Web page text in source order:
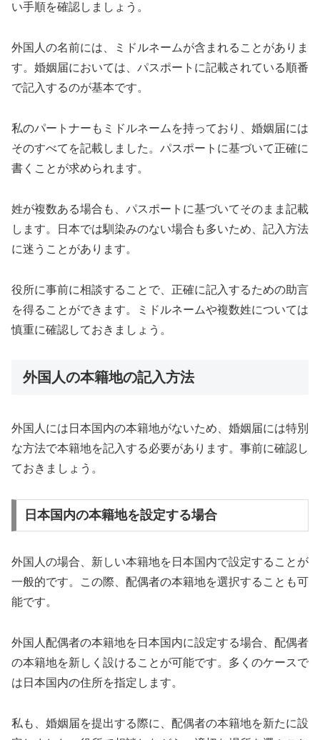
い手順を確認しましょう。
外国人の名前には、ミドルネームが含まれることがありま
す。婚姻届においては、パスポートに記載されている順番
で記入するのが基本です。
私のパートナーもミドルネームを持っており、婚姻届には
そのすべてを記載しました。パスポートに基づいて正確に
書くことが求められます。
姓が複数ある場合も、パスポートに基づいてそのまま記載
します。日本では馴染みのない場合も多いため、記入方法
に迷うことがあります。
役所に事前に相談することで、正確に記入するための助言
を得ることができます。ミドルネームや複数姓については
慎重に確認しておきましょう。
外国人の本籍地の記入方法
外国人には日本国内の本籍地がないため、婚姻届には特別
な方法で本籍地を記入する必要があります。事前に確認し
ておきましょう。
日本国内の本籍地を設定する場合
外国人の場合、新しい本籍地を日本国内で設定することが
一般的です。この際、配偶者の本籍地を選択することも可
能です。
外国人配偶者の本籍地を日本国内に設定する場合、配偶者
の本籍地を新しく設けることが可能です。多くのケースで
は日本国内の住所を指定します。
私も、婚姻届を提出する際に、配偶者の本籍地を新たに設